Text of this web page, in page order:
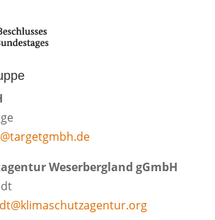
Weserbergland gGmbH